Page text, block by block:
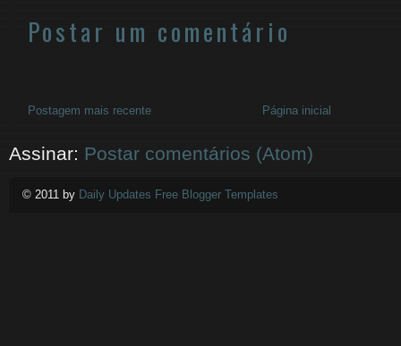
Postar um comentário
Postagem mais recente Página inicial
Assinar: Postar comentários (Atom)
© 2011 by Daily Updates Free Blogger Templates